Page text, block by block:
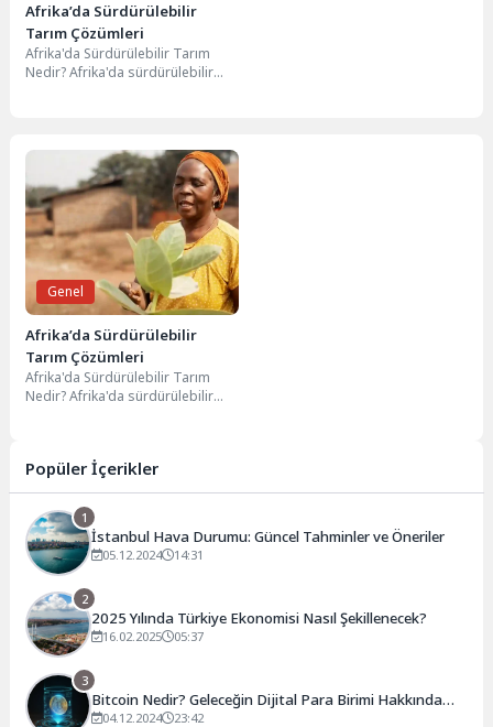
Afrika’da Sürdürülebilir
Tarım Çözümleri
Afrika'da Sürdürülebilir Tarım
Nedir? Afrika'da sürdürülebilir
Genel
Afrika’da Sürdürülebilir
Tarım Çözümleri
Afrika'da Sürdürülebilir Tarım
Nedir? Afrika'da sürdürülebilir
Popüler İçerikler
1
İstanbul Hava Durumu: Güncel Tahminler ve Öneriler
05.12.2024 14:31
2
2025 Yılında Türkiye Ekonomisi Nasıl Şekillenecek?
16.02.2025 05:37
3
Bitcoin Nedir? Geleceğin Dijital Para Birimi Hakkında
Bilmeniz Gerekenler
04.12.2024 23:42